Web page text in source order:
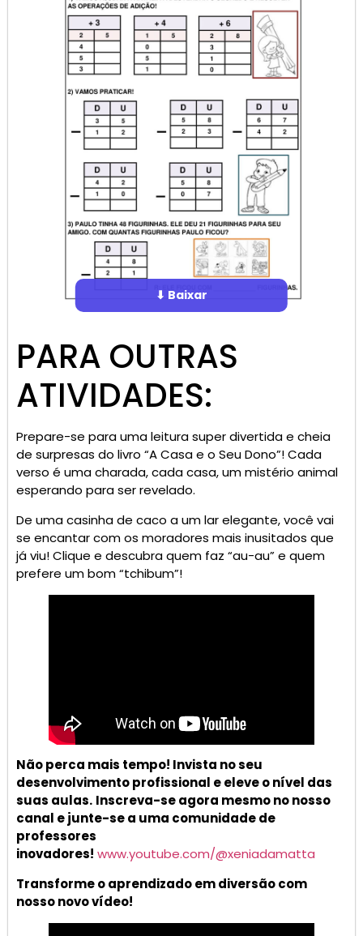
⬇ Baixar
PARA OUTRAS
ATIVIDADES:
Prepare-se para uma leitura super divertida e cheia
de surpresas do livro “A Casa e o Seu Dono”! Cada
verso é uma charada, cada casa, um mistério animal
esperando para ser revelado.
De uma casinha de caco a um lar elegante, você vai
se encantar com os moradores mais inusitados que
já viu! Clique e descubra quem faz “au-au” e quem
prefere um bom “tchibum”!
Não perca mais tempo! Invista no seu
desenvolvimento profissional e eleve o nível das
suas aulas. Inscreva-se agora mesmo no nosso
canal e junte-se a uma comunidade de
professores
inovadores! www.youtube.com/@xeniadamatta
Transforme o aprendizado em diversão com
nosso novo vídeo!